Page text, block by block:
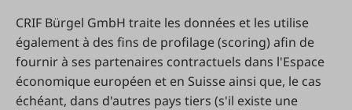
CRIF Bürgel GmbH traite les données et les utilise
également à des fins de profilage (scoring) afin de
fournir à ses partenaires contractuels dans l'Espace
économique européen et en Suisse ainsi que, le cas
échéant, dans d'autres pays tiers (s'il existe une